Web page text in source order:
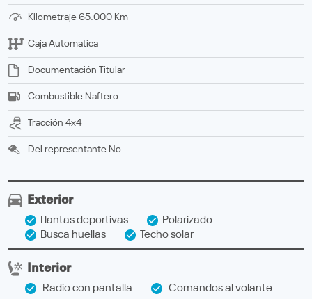
Kilometraje 65.000 Km
Caja Automatica
Documentación titular
Combustible Naftero
Tracción 4x4
Del representante No
Exterior
Llantas deportivas
Polarizado
Busca huellas
Techo solar
Interior
Radio con pantalla Comandos al volante